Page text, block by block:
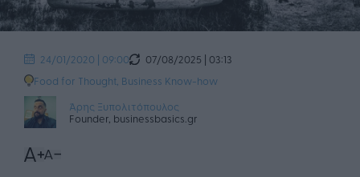
24/01/2020 | 09:00
07/08/2025 | 03:13
Food for Thought Business Know-how
Άρης Ξυπολιτόπουλος
Founder, businessbasics.gr